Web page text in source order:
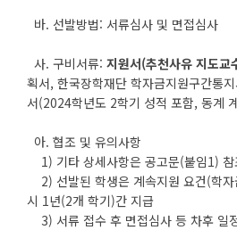
바. 선발방법: 서류심사 및 면접심사
사. 구비서류: 지원서(추천사유 지도교
획서, 한국장학재단 학자금지원구간통
서(2024학년도 2학기 성적 포함, 동계
아. 협조 및 유의사항
1) 기타 상세사항은 공고문(붙임1) 참
2) 선발된 학생은 계속지원 요건(학
시 1년(2개 학기)간 지급
3) 서류 접수 후 면접심사 등 차후 일